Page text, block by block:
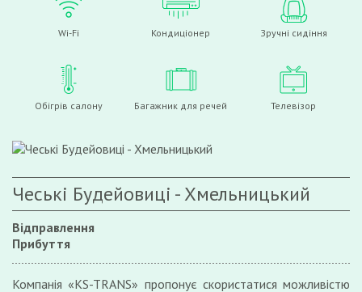
Wi-Fi Кондиціонер Зручні сидіння
Обігрів салону Багажник для речей Телевізор
Чеські Будейовиці - Хмельницький
Відправлення
Прибуття
Компанія «KS-TRANS» пропонує скористатися можливістю